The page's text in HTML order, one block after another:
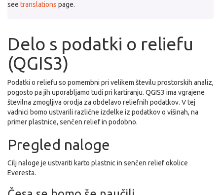
see translations page.
Delo s podatki o reliefu
(QGIS3)
Podatki o reliefu so pomembni pri velikem številu prostorskih analiz,
pogosto pa jih uporabljamo tudi pri kartiranju. QGIS3 ima vgrajene
številna zmogljiva orodja za obdelavo reliefnih podatkov. V tej
vadnici bomo ustvarili različne izdelke iz podatkov o višinah, na
primer plastnice, senčen relief in podobno.
Pregled naloge
Cilj naloge je ustvariti karto plastnic in senčen relief okolice
Everesta.